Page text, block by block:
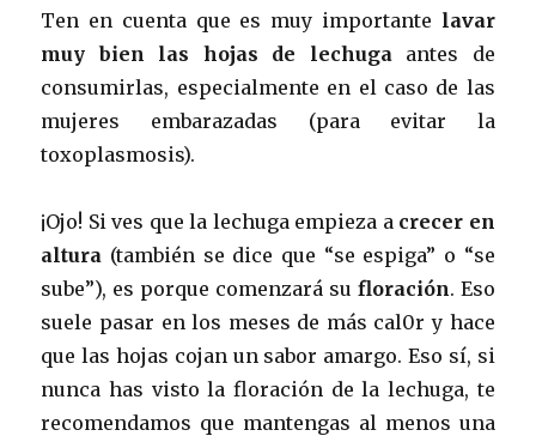
Ten en cuenta que es muy importante lavar
muy bien las hojas de lechuga antes de
consumirlas, especialmente en el caso de las
mujeres embarazadas (para evitar la
toxoplasmosis).
¡Ojo! Si ves que la lechuga empieza a crecer en
altura (también se dice que “se espiga” o “se
sube”), es porque comenzará su floración. Eso
suele pasar en los meses de más cal0r y hace
que las hojas cojan un sabor amargo. Eso sí, si
nunca has visto la floración de la lechuga, te
recomendamos que mantengas al menos una